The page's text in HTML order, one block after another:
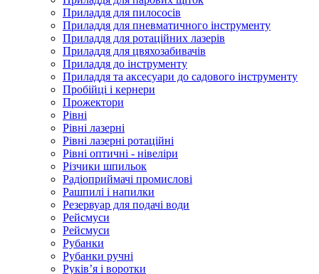
Приладдя для пилососів
Приладдя для пневматичного інструменту
Приладдя для ротаційних лазерів
Приладдя для цвяхозабивачів
Приладдя до інструменту
Приладдя та аксесуари до садового інструменту
Пробійці і кернери
Прожектори
Рівні
Рівні лазерні
Рівні лазерні ротаційні
Рівні оптичні - нівеліри
Різчики шпильок
Радіоприймачі промислові
Рашпилі і напилки
Резервуар для подачі води
Рейсмуси
Рейсмуси
Рубанки
Рубанки ручні
Руківʼя і воротки